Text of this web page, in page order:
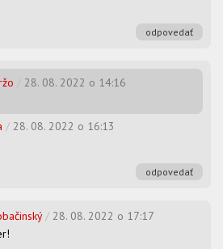
odpovedať
28. 08. 2022 o 14:16
/ 28. 08. 2022 o 16:13
odpovedať
/ 28. 08. 2022 o 17:17